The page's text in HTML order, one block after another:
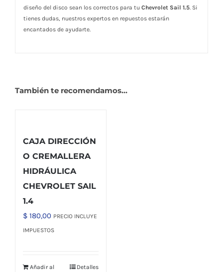
diseño del disco sean los correctos para tu Chevrolet Sail 1.5. Si
tienes dudas, nuestros expertos en repuestos estarán
encantados de ayudarte.
También te recomendamos…
CAJA DIRECCIÓN
O CREMALLERA
HIDRÁULICA
CHEVROLET SAIL
1.4
$ 180,00 PRECIO INCLUYE
IMPUESTOS
Añadir al
Detalles